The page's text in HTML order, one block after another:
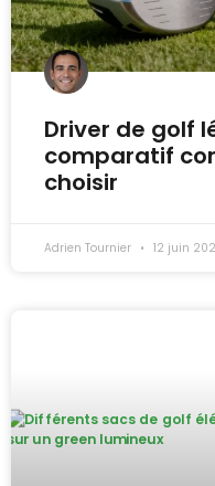
Driver de golf
comparatif
choisir
Adrien Tournier 12 juin